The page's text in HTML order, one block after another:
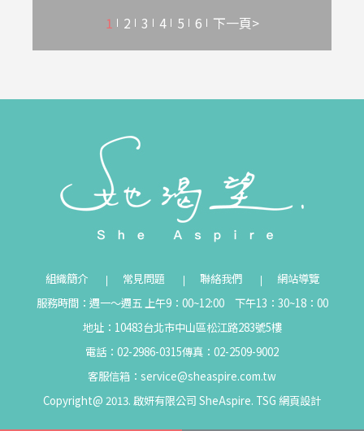
1 2 3 4 5 6 下一頁>
組織簡介 常見問題 聯絡我們
網站導覽
服務時間：週一～週五 上午9：00~12:00 下午13：30~18：00
地址：10483台北市中山區松江路283號5樓
電話：02-2986-0315傳真：02-2509-9002
客服信箱： service@sheaspire.com.tw
Copyright@ 2013. 啟妍有限公司 SheAspire. TSG 網頁設計